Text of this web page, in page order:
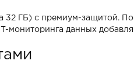
32 ГБ) с премиум-защитой.
мониторинга данных